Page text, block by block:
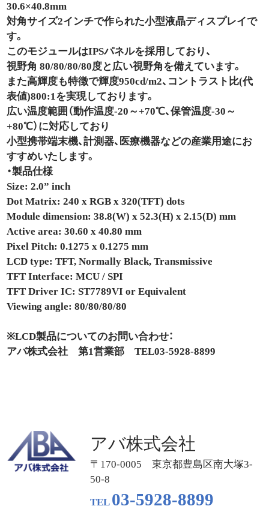
30.6×40.8mm
対角サイズ2インチで作られた小型液晶ディスプレイで
す。
このモジュールはIPSパネルを採用しており、
視野角 80/80/80/80度と広い視野角を備えています。
また高輝度も特徴で輝度950cd/m2、コントラスト比(代
表値)800:1を実現しております。
広い温度範囲（動作温度-20～+70℃、保管温度-30～
+80℃）に対応しており
小型携帯端末機、計測器、医療機器などの産業用途にお
すすめいたします。
・製品仕様
Size: 2.0” inch
Dot Matrix: 240 x RGB x 320(TFT) dots
Module dimension: 38.8(W) x 52.3(H) x 2.15(D) mm
Active area: 30.60 x 40.80 mm
Pixel Pitch: 0.1275 x 0.1275 mm
LCD type: TFT, Normally Black, Transmissive
TFT Interface: MCU / SPI
TFT Driver IC: ST7789VI or Equivalent
Viewing angle: 80/80/80/80
※LCD製品についてのお問い合わせ：
アバ株式会社 第1営業部 TEL03-5928-8899
アバ株式会社
〒170-0005 東京都豊島区南大塚3-
50-8
TEL 03-5928-8899